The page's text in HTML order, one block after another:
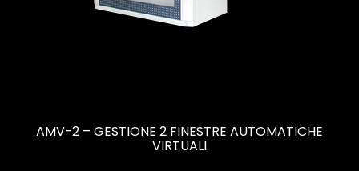
AMV-2 – GESTIONE 2 FINESTRE AUTOMATICHE
VIRTUALI